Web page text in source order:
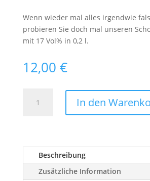
Wenn wieder mal alles irgendwie
probieren Sie doch mal unseren
mit 17 Vol% in 0,2 l.
12,00 €
Schokoladen-
Likör
In den
Beschreibung
Zusätzliche Information